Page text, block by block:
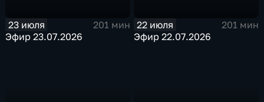
23 июля
201 мин
Эфир 23.07.2026
22 июля
201 мин
Эфир 22.07.2026